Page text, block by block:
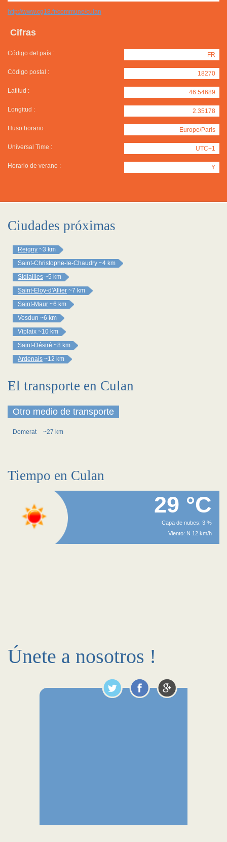
http://www.cg18.fr/commune/culan
Cifras
Código del país : FR
Código postal : 18270
Latitud : 46.54689
Longitud : 2.35178
Huso horario : Europe/Paris
Universal Time : UTC+1
Horario de verano : Y
Ciudades próximas
Reigny ~3 km
Saint-Christophe-le-Chaudry ~4 km
Sidiailles ~5 km
Saint-Eloy-d'Allier ~7 km
Saint-Maur ~6 km
Vesdun ~6 km
Viplaix ~10 km
Saint-Désiré ~8 km
Ardenais ~12 km
El transporte en Culan
Otro medio de transporte
Domerat ~27 km
Tiempo en Culan
29 °C
Capa de nubes: 3 %
Viento: N 12 km/h
Únete a nosotros !